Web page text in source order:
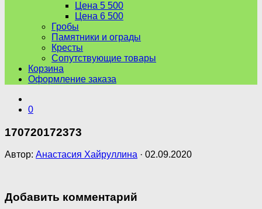
Цена 5 500
Цена 6 500
Гробы
Памятники и ограды
Кресты
Сопутствующие товары
Корзина
Оформление заказа
0
170720172373
Автор: Анастасия Хайруллина · 02.09.2020
Добавить комментарий